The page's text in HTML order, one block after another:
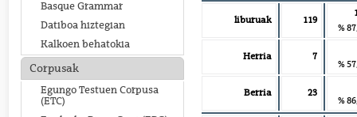
Basque Grammar
Datiboa hiztegian
Kalkoen behatokia
Corpusak
Egungo Testuen Corpusa
(ETC)
liburuak 119
%
Herria 7
%
Berria 23
%